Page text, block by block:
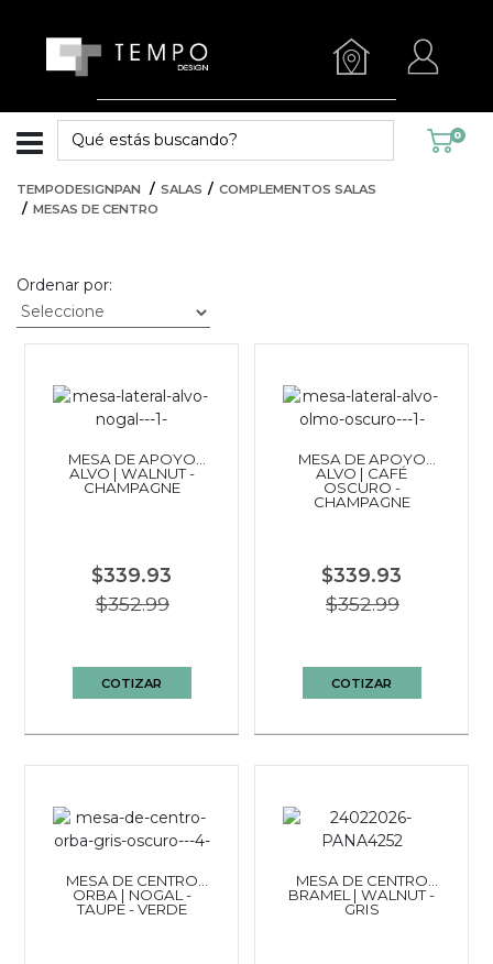
0
TEMPODESIGNPAN SALAS
COMPLEMENTOS SALAS
MESAS DE CENTRO
Ordenar por:
MESA DE APOYO
ALVO | WALNUT -
CHAMPAGNE
$339.93
$352.99
COTIZAR
MESA DE APOYO
ALVO | CAFÉ
OSCURO -
CHAMPAGNE
$339.93
$352.99
COTIZAR
MESA DE CENTRO
ORBA | NOGAL -
TAUPE - VERDE
MESA DE CENTRO
BRAMEL | WALNUT -
GRIS